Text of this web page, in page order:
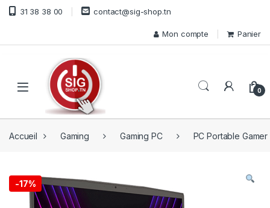
Skip to navigation
Skip to content
31 38 38 00 contact@sig-shop.tn
Mon compte Panier
Open 0
Accueil Gaming Gaming PC PC Portable Gamer
-17%